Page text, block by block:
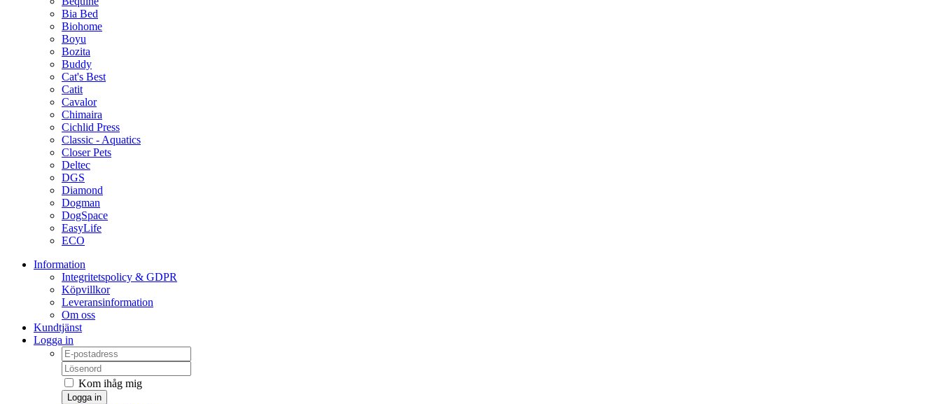
Bia Bed
Biohome
Boyu
Bozita
Buddy
Cat's Best
Catit
Cavalor
Chimaira
Cichlid Press
Classic - Aquatics
Closer Pets
Deltec
DGS
Diamond
Dogman
DogSpace
EasyLife
ECO
Information
Integritetspolicy & GDPR
Köpvillkor
Leveransinformation
Om oss
Kundtjänst
Logga in
Kom ihåg mig
Logga in